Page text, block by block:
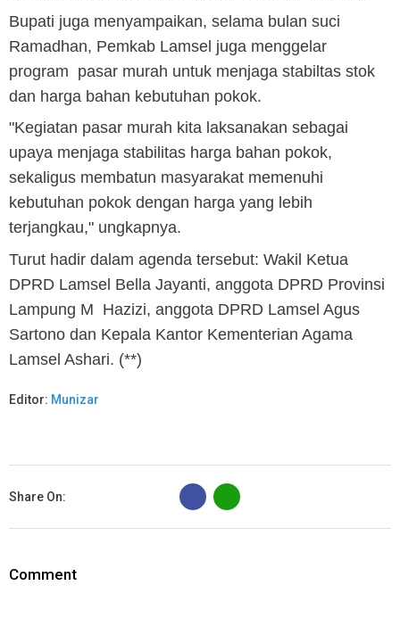
Bupati juga menyampaikan, selama bulan suci
Ramadhan, Pemkab Lamsel juga menggelar
program pasar murah untuk menjaga stabiltas stok
dan harga bahan kebutuhan pokok.
"Kegiatan pasar murah kita laksanakan sebagai
upaya menjaga stabilitas harga bahan pokok,
sekaligus membatun masyarakat memenuhi
kebutuhan pokok dengan harga yang lebih
terjangkau," ungkapnya.
Turut hadir dalam agenda tersebut: Wakil Ketua
DPRD Lamsel Bella Jayanti, anggota DPRD Provinsi
Lampung M Hazizi, anggota DPRD Lamsel Agus
Sartono dan Kepala Kantor Kementerian Agama
Lamsel Ashari. (**)
Editor: Munizar
Share On:
B
Comment